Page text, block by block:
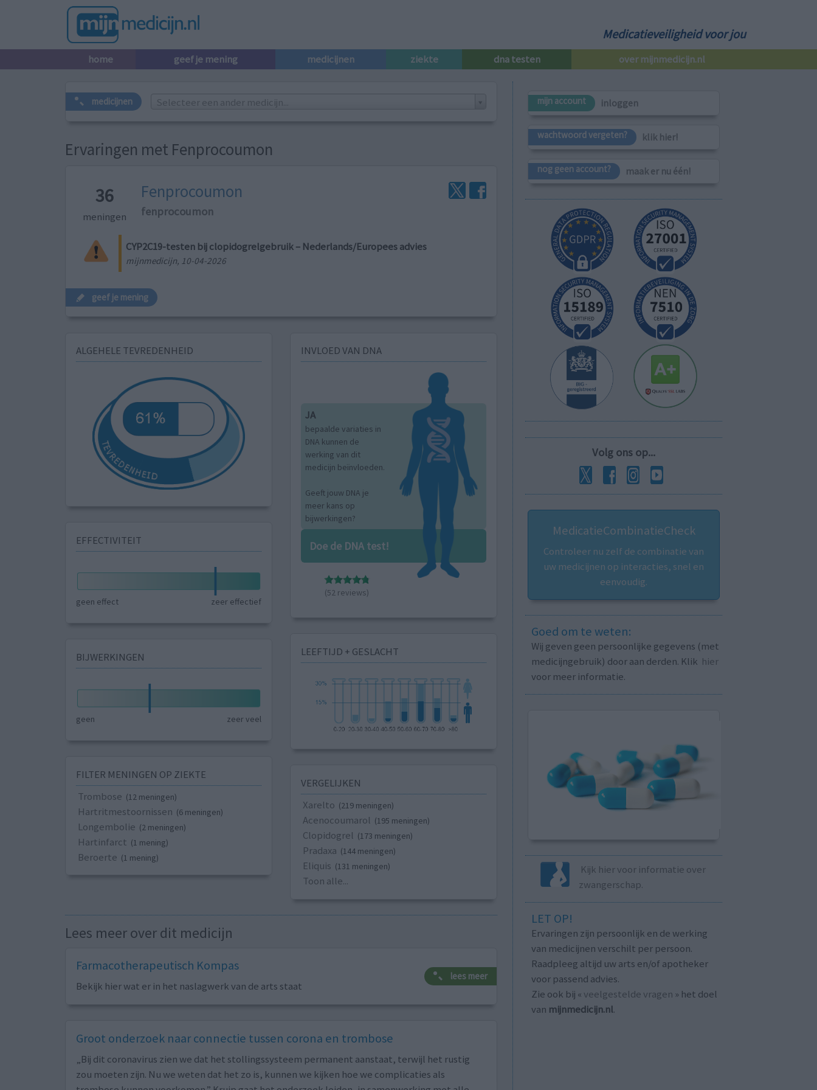
Medicatieveiligheid voor jou
home geef je mening medicijnen ziekte dna testen over mijnmedicijn.nl
medicijnen Selecteer een ander medicijn...
Ervaringen met Fenprocoumon
36
meningen
Fenprocoumon
fenprocoumon
CYP2C19-testen bij clopidogrelgebruik – Nederlands/Europees advies
mijnmedicijn, 10-04-2026
geef je mening
ALGEHELE TEVREDENHEID
EFFECTIVITEIT
geen effect zeer effectief
BIJWERKINGEN
geen zeer veel
FILTER MENINGEN OP ZIEKTE
Trombose (12 meningen)
Hartritmestoornissen (6 meningen)
Longembolie (2 meningen)
Hartinfarct (1 mening)
Beroerte (1 mening)
INVLOED VAN DNA
JA
bepaalde variaties in
DNA kunnen de
werking van dit
medicijn beïnvloeden.
Geeft jouw DNA je
meer kans op
bijwerkingen?
Doe de DNA test!
(52 reviews)
LEEFTIJD + GESLACHT
VERGELIJKEN
Xarelto (219 meningen)
Acenocoumarol (195 meningen)
Clopidogrel (173 meningen)
Pradaxa (144 meningen)
Eliquis (131 meningen)
Toon alle...
Lees meer over dit medicijn
Farmacotherapeutisch Kompas
Bekijk hier wat er in het naslagwerk van de arts staat
lees meer
Groot onderzoek naar connectie tussen corona en trombose
„Bij dit coronavirus zien we dat het stollingssysteem permanent aanstaat, terwijl het rustig
zou moeten zijn. Nu we weten dat het zo is, kunnen we kijken hoe we complicaties als
mijn account inloggen
wachtwoord vergeten? klik hier!
nog geen account? maak er nu één!
Volg ons op...
MedicatieCombinatieCheck
Controleer nu zelf de combinatie van
uw medicijnen op interacties, snel en
eenvoudig.
Goed om te weten:
Wij geven geen persoonlijke gegevens (met
medicijngebruik) door aan derden. Klik hier
voor meer informatie.
Kijk hier voor informatie over
zwangerschap.
LET OP!
Ervaringen zijn persoonlijk en de werking
van medicijnen verschilt per persoon.
Raadpleeg altijd uw arts en/of apotheker
voor passend advies.
Zie ook bij « veelgestelde vragen » het doel
van mijnmedicijn.nl.